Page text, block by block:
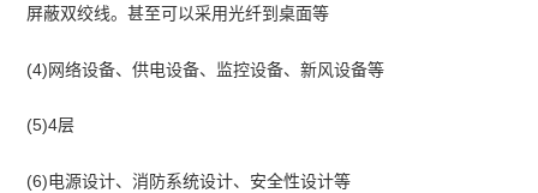
屏蔽双绞线。甚至可以采用光纤到桌面等
(4)网络设备、供电设备、监控设备、新风设备等
(5)4层
(6)电源设计、消防系统设计、安全性设计等